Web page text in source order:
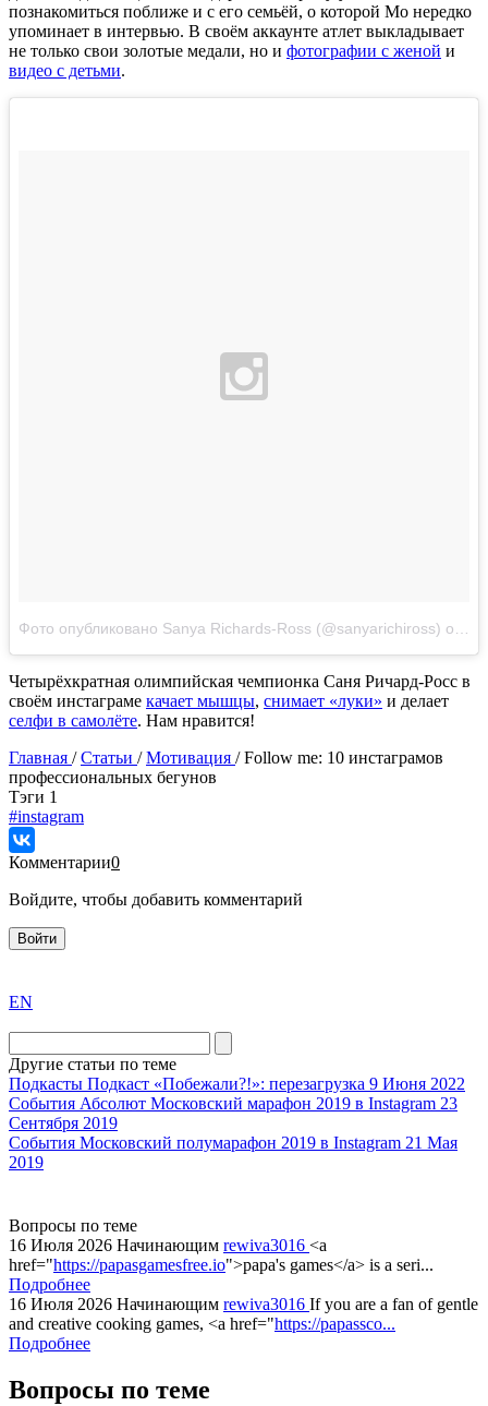
познакомиться поближе и с его семьёй, о которой Мо нередко
упоминает в интервью. В своём аккаунте атлет выкладывает
не только свои золотые медали, но и фотографии с женой и
видео с детьми.
Фото опубликовано Sanya Richards-Ross (@sanyarichiross) окт 10, 2014 at 11:08 PDT
Четырёхкратная олимпийская чемпионка Саня Ричард-Росс в
своём инстаграме качает мышцы, снимает «луки» и делает
селфи в самолёте. Нам нравится!
Главная /Статьи /Мотивация /Follow me: 10 инстаграмов
профессиональных бегунов
Tэги 1
#instagram
Комментарии0
Войдите, чтобы добавить комментарий
Войти
the
division
agent
watch
replica
showcases
substantial
areas.
replica
bvlgari
watches
+maserati
online
for
sale.
EN
Другие статьи по теме
Подкасты Подкаст «Побежали?!»: перезагрузка 9 Июня 2022
События Абсолют Московский марафон 2019 в Instagram 23
Сентября 2019
События Московский полумарафон 2019 в Instagram 21 Мая
2019
Вопросы по теме
16 Июля 2026 Начинающим rewiva3016 <a
href="https://papasgamesfree.io">papa's games</a> is a seri...
Подробнее
16 Июля 2026 Начинающим rewiva3016 If you are a fan of gentle
and creative cooking games, <a href="https://papassco...
Подробнее
Вопросы по теме